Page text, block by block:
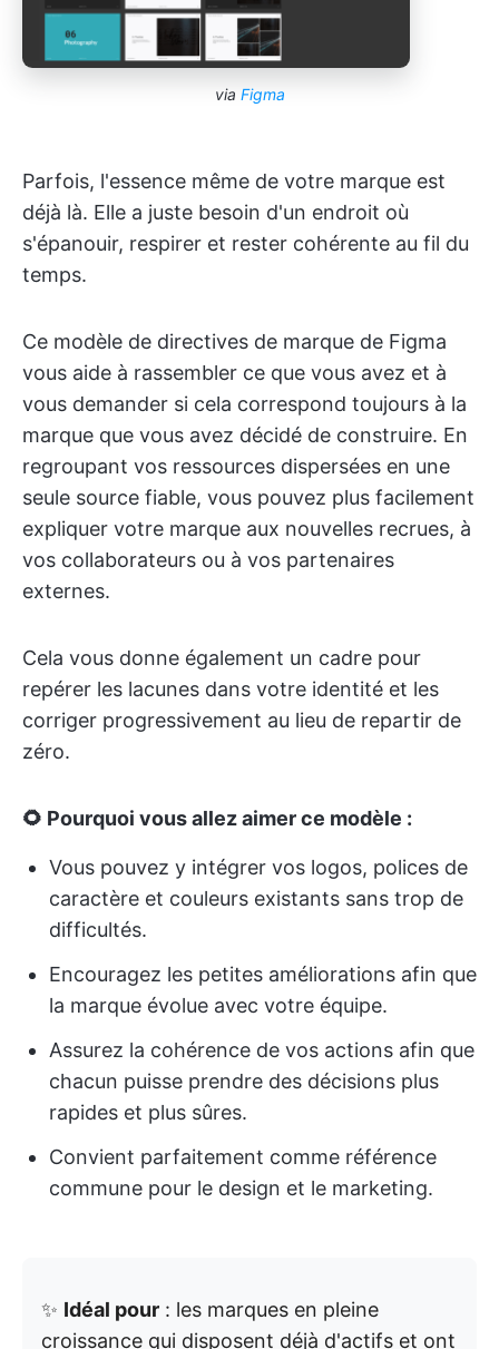
via Figma
Parfois, l'essence même de votre marque est
déjà là. Elle a juste besoin d'un endroit où
s'épanouir, respirer et rester cohérente au fil du
temps.
Ce modèle de directives de marque de Figma
vous aide à rassembler ce que vous avez et à
vous demander si cela correspond toujours à la
marque que vous avez décidé de construire. En
regroupant vos ressources dispersées en une
seule source fiable, vous pouvez plus facilement
expliquer votre marque aux nouvelles recrues, à
vos collaborateurs ou à vos partenaires
externes.
Cela vous donne également un cadre pour
repérer les lacunes dans votre identité et les
corriger progressivement au lieu de repartir de
zéro.
🌻 Pourquoi vous allez aimer ce modèle :
Vous pouvez y intégrer vos logos, polices de
caractère et couleurs existants sans trop de
difficultés.
Encouragez les petites améliorations afin que
la marque évolue avec votre équipe.
Assurez la cohérence de vos actions afin que
chacun puisse prendre des décisions plus
rapides et plus sûres.
Convient parfaitement comme référence
commune pour le design et le marketing.
✨ Idéal pour : les marques en pleine
croissance qui disposent déjà d'actifs et ont